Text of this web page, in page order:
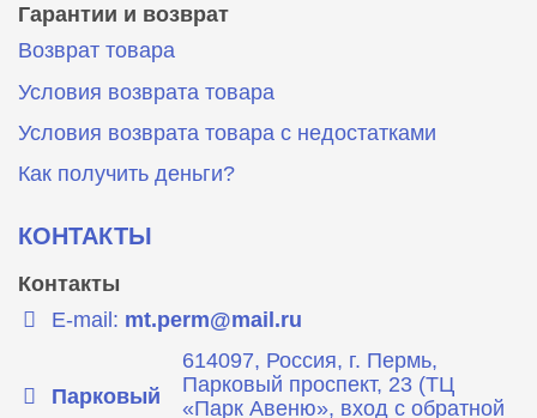
Гарантии и возврат
Возврат товара
Условия возврата товара
Условия возврата товара с недостатками
Как получить деньги?
КОНТАКТЫ
Контакты
E-mail: mt.perm@mail.ru
Парковый
614097, Россия, г. Пермь,
Парковый проспект, 23 (ТЦ
«Парк Авеню», вход с обратной